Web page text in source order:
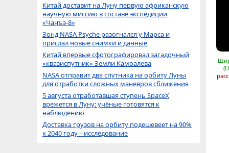
Китай доставит на Луну первую африканскую
научную миссию в составе экспедиции
«Чанъэ-8»
Зонд NASA Psyche разогнался у Марса и
прислал новые снимки и данные
Китай впервые сфотографировал загадочный
«квазиспутник» Земли Камоалева
NASA отправит два спутника на орбиту Луны
для отработки сложных маневров сближения
5 августа отработавшая ступень SpaceX
врежется в Луну: учёные готовятся к
наблюдению
Доставка грузов на орбиту подешевеет на 90%
к 2040 году – исследование